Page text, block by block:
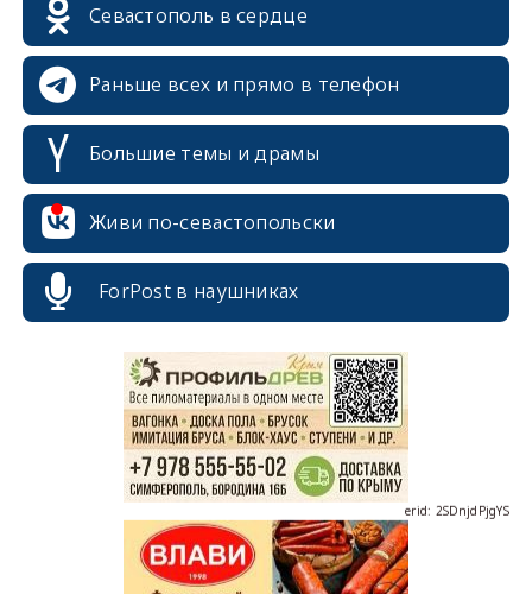
Севастополь в сердце
Раньше всех и прямо в телефон
Большие темы и драмы
Живи по-севастопольски
ForPost в наушниках
erid: 2SDnjcrDNw6
erid: 2SDnjdPjgYS